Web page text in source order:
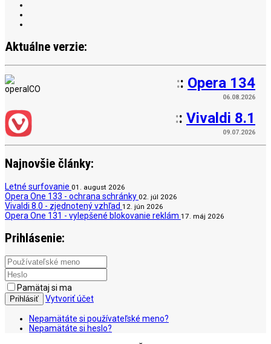
Aktuálne verzie:
:: Opera 134
06.08.2026
:: Vivaldi 8.1
09.07.2026
Najnovšie články:
Letné surfovanie 01. august 2026
Opera One 133 - ochrana schránky 02. júl 2026
Vivaldi 8.0 - zjednotený vzhľad 12. jún 2026
Opera One 131 - vylepšené blokovanie reklám 17. máj 2026
Prihlásenie:
Pamätaj si ma
Prihlásiť Vytvoriť účet
Nepamätáte si používateľské meno?
Nepamätáte si heslo?